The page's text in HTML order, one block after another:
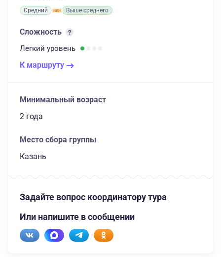
Средний Выше среднего
Сложность
Легкий уровень
К маршруту
Минимальный возраст
2 года
Место сбора группы
Казань
Задайте вопрос координатору тура
Или напишите в сообщении